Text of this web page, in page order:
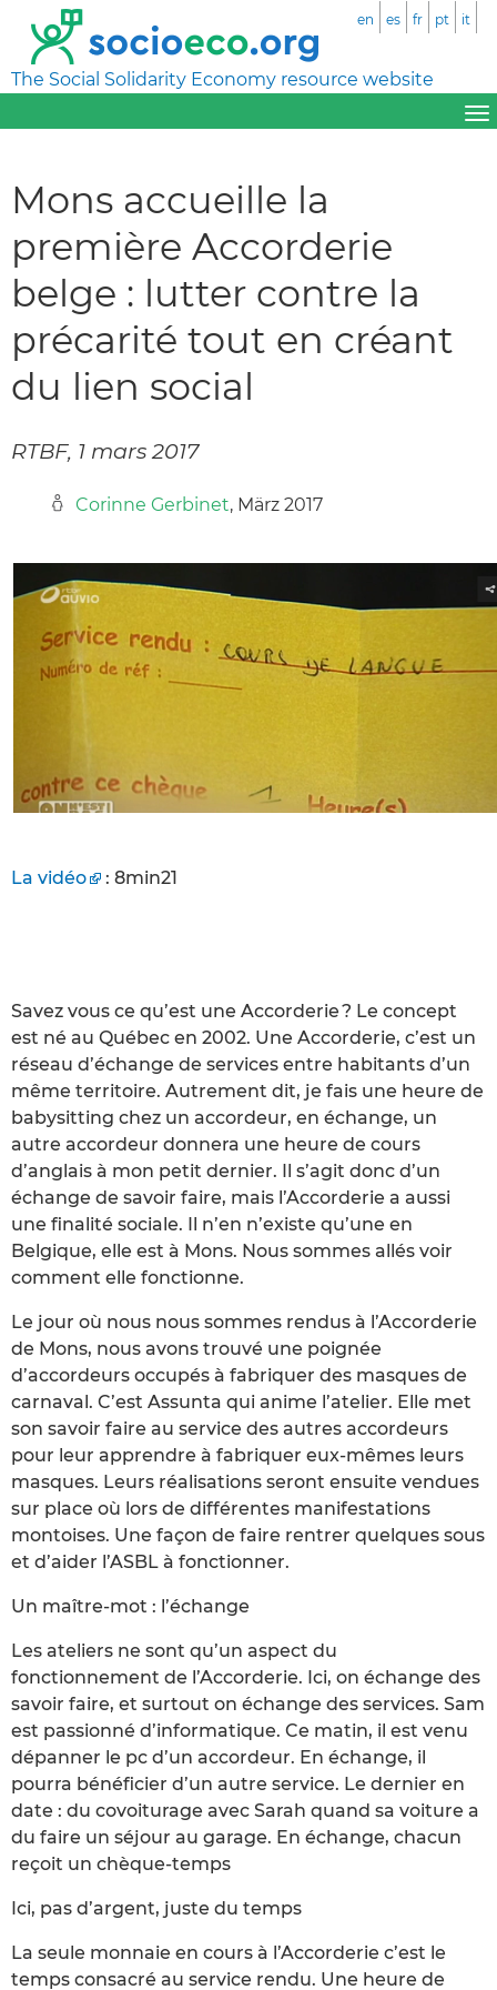
The Social Solidarity Economy resource website
en es fr pt it
Mons accueille la
première Accorderie
belge : lutter contre la
précarité tout en créant
du lien social
RTBF, 1 mars 2017
Corinne Gerbinet, März 2017
La vidéo : 8min21
Savez vous ce qu’est une Accorderie ? Le concept
est né au Québec en 2002. Une Accorderie, c’est un
réseau d’échange de services entre habitants d’un
même territoire. Autrement dit, je fais une heure de
babysitting chez un accordeur, en échange, un
autre accordeur donnera une heure de cours
d’anglais à mon petit dernier. Il s’agit donc d’un
échange de savoir faire, mais l’Accorderie a aussi
une finalité sociale. Il n’en n’existe qu’une en
Belgique, elle est à Mons. Nous sommes allés voir
comment elle fonctionne.
Le jour où nous nous sommes rendus à l’Accorderie
de Mons, nous avons trouvé une poignée
d’accordeurs occupés à fabriquer des masques de
carnaval. C’est Assunta qui anime l’atelier. Elle met
son savoir faire au service des autres accordeurs
pour leur apprendre à fabriquer eux-mêmes leurs
masques. Leurs réalisations seront ensuite vendues
sur place où lors de différentes manifestations
montoises. Une façon de faire rentrer quelques sous
et d’aider l’ASBL à fonctionner.
Un maître-mot : l’échange
Les ateliers ne sont qu’un aspect du
fonctionnement de l’Accorderie. Ici, on échange des
savoir faire, et surtout on échange des services. Sam
est passionné d’informatique. Ce matin, il est venu
dépanner le pc d’un accordeur. En échange, il
pourra bénéficier d’un autre service. Le dernier en
date : du covoiturage avec Sarah quand sa voiture a
du faire un séjour au garage. En échange, chacun
reçoit un chèque-temps
Ici, pas d’argent, juste du temps
La seule monnaie en cours à l’Accorderie c’est le
temps consacré au service rendu. Une heure de